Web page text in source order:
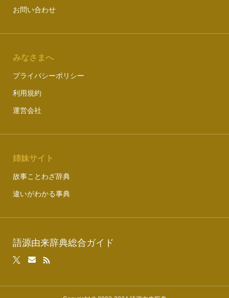
お問い合わせ
みなさまへ
プライバシーポリシー
利用規約
運営会社
姉妹サイト
故事ことわざ辞典
違いがわかる事典
語源由来辞典総合ガイド